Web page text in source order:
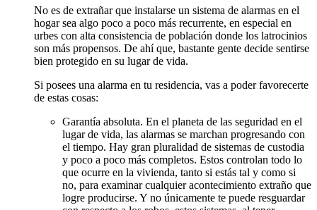
No es de extrañar que instalarse un sistema de alarmas en el
hogar sea algo poco a poco más recurrente, en especial en
urbes con alta consistencia de población donde los latrocinios
son más propensos. De ahí que, bastante gente decide sentirse
bien protegido en su lugar de vida.
Si posees una alarma en tu residencia, vas a poder favorecerte
de estas cosas:
Garantía absoluta. En el planeta de las seguridad en el
lugar de vida, las alarmas se marchan progresando con
el tiempo. Hay gran pluralidad de sistemas de custodia
y poco a poco más completos. Estos controlan todo lo
que ocurre en la vivienda, tanto si estás tal y como si
no, para examinar cualquier acontecimiento extraño que
logre producirse. Y no únicamente te puede resguardar